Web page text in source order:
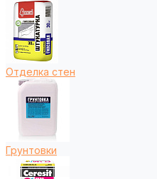
Отделка стен
Грунтовки